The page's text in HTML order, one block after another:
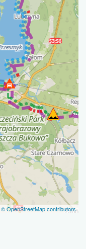
© OpenStreetMap contributors